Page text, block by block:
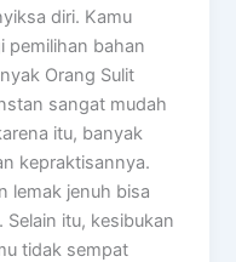
diri. Kamu
pemilihan bahan
Orang Sulit
sangat mudah
itu, banyak
kepraktisannya.
lemak jenuh bisa
itu, kesibukan
tidak sempat